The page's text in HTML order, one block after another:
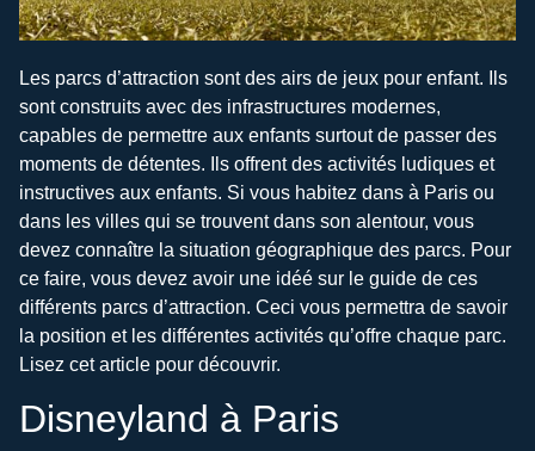
Les parcs d’attraction sont des airs de jeux pour enfant. Ils
sont construits avec des infrastructures modernes,
capables de permettre aux enfants surtout de passer des
moments de détentes. Ils offrent des activités ludiques et
instructives aux enfants. Si vous habitez dans à Paris ou
dans les villes qui se trouvent dans son alentour, vous
devez connaître la situation géographique des parcs. Pour
ce faire, vous devez avoir une idéé sur le guide de ces
différents parcs d’attraction. Ceci vous permettra de savoir
la position et les différentes activités qu’offre chaque parc.
Lisez cet article pour découvrir.
Disneyland à Paris